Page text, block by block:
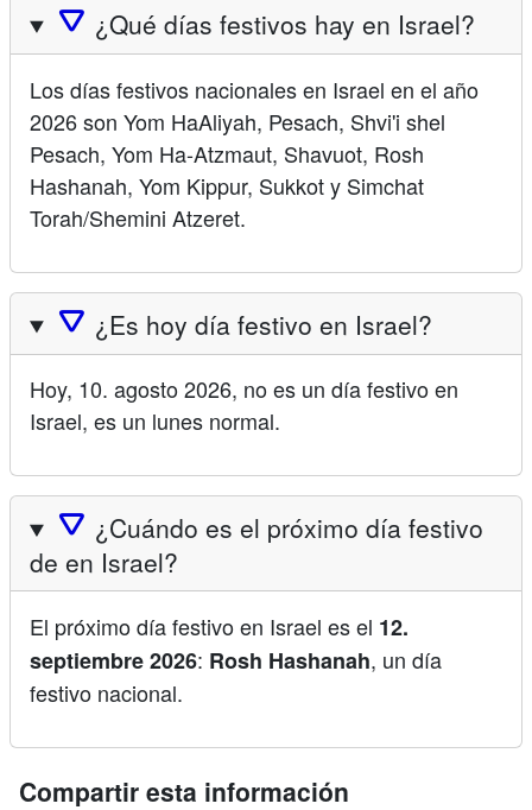
🛆 ¿Qué días festivos hay en Israel?
Los días festivos nacionales en Israel en el año
2026 son Yom HaAliyah, Pesach, Shvi'i shel
Pesach, Yom Ha-Atzmaut, Shavuot, Rosh
Hashanah, Yom Kippur, Sukkot y Simchat
Torah/Shemini Atzeret.
🛆 ¿Es hoy día festivo en Israel?
Hoy, 10. agosto 2026, no es un día festivo en
Israel, es un lunes normal.
🛆 ¿Cuándo es el próximo día festivo
de en Israel?
El próximo día festivo en Israel es el 12.
septiembre 2026: Rosh Hashanah, un día
festivo nacional.
Compartir esta información